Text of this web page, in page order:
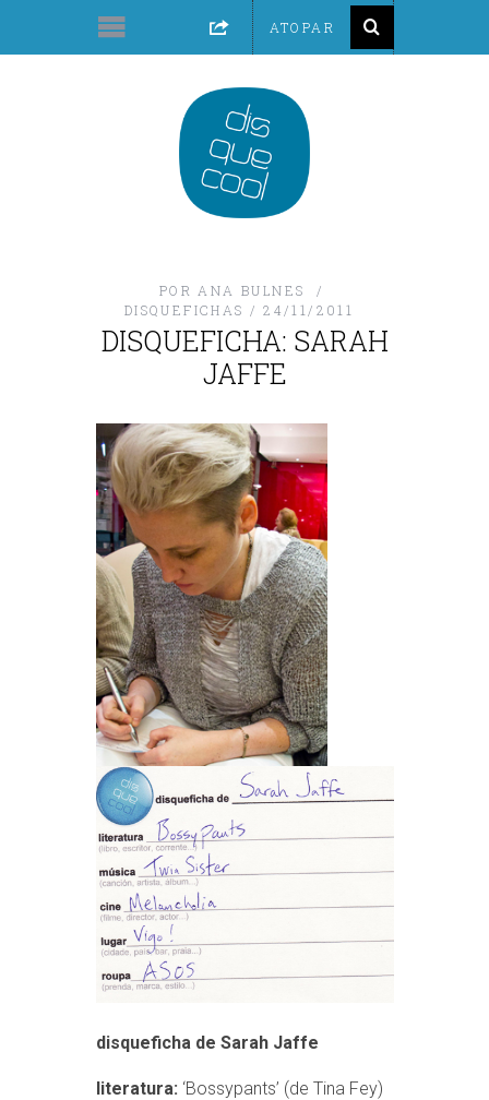
POR ANA BULNES
DISQUEFICHAS
24/11/2011
DISQUEFICHA: SARAH
JAFFE
disqueficha de Sarah Jaffe
literatura: ‘Bossypants’ (de Tina Fey)